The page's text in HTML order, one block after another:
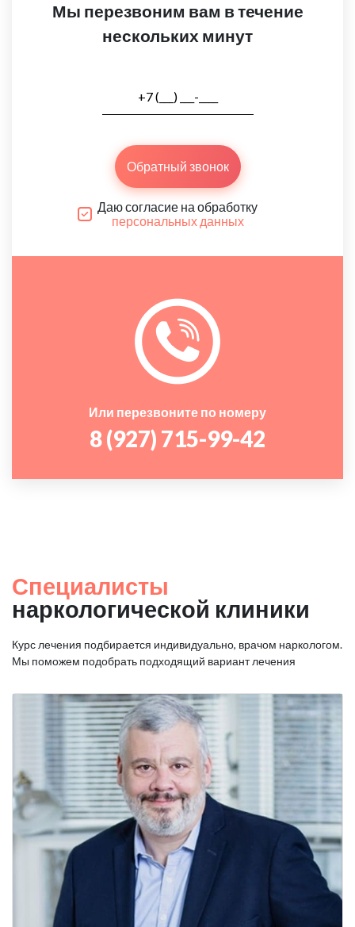
Мы перезвоним вам в течение
нескольких минут
Обратный звонок
Даю согласие на обработку
персональных данных
Или перезвоните по номеру
8 (927) 715-99-42
Специалисты
наркологической клиники
Курс лечения подбирается индивидуально, врачом наркологом.
Мы поможем подобрать подходящий вариант лечения